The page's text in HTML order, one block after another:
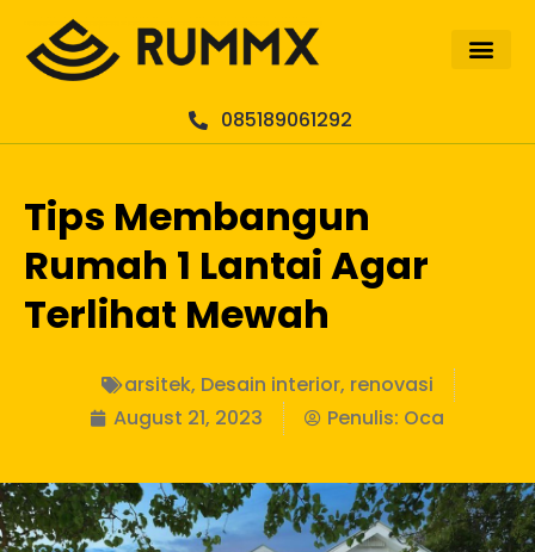
085189061292
Tips Membangun
Rumah 1 Lantai Agar
Terlihat Mewah
arsitek, Desain interior, renovasi
August 21, 2023
Penulis: Oca